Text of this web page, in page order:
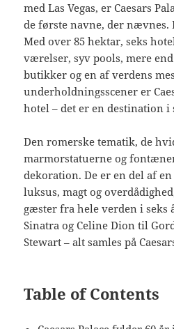
med Las Vegas, er Caesars
de første navne, der
Med over 85 hektar, seks
værelser, syv pools, mere
butikker og en af verdens
underholdningsscener er
hotel – det er en destination i
Den romerske tematik, de
marmorstatuerne og
dekoration. De er en del af
luksus, magt og
gæster fra hele verden i seks
Sinatra og Celine Dion til
Stewart – alt samles på
Table of Contents